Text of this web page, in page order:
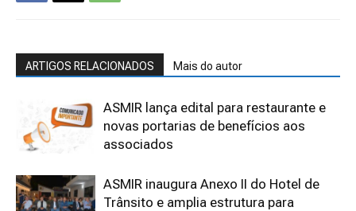
ARTIGOS RELACIONADOS Mais do autor
ASMIR lança edital para restaurante e
novas portarias de benefícios aos
associados
ASMIR inaugura Anexo II do Hotel de
Trânsito e amplia estrutura para